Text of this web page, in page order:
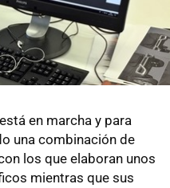
en marcha y para
una combinación de
los que elaboran unos
mientras que sus